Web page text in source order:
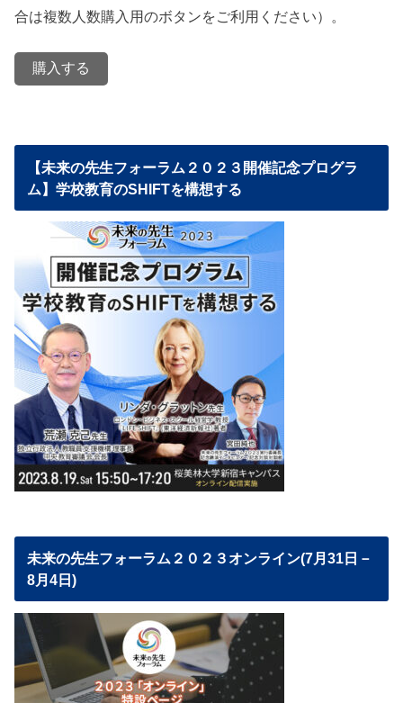
合は複数人数購入用のボタンをご利用ください）。
購入する
【未来の先生フォーラム２０２３開催記念プログラ
ム】学校教育のSHIFTを構想する
未来の先生フォーラム２０２３オンライン(7月31日－
8月4日)